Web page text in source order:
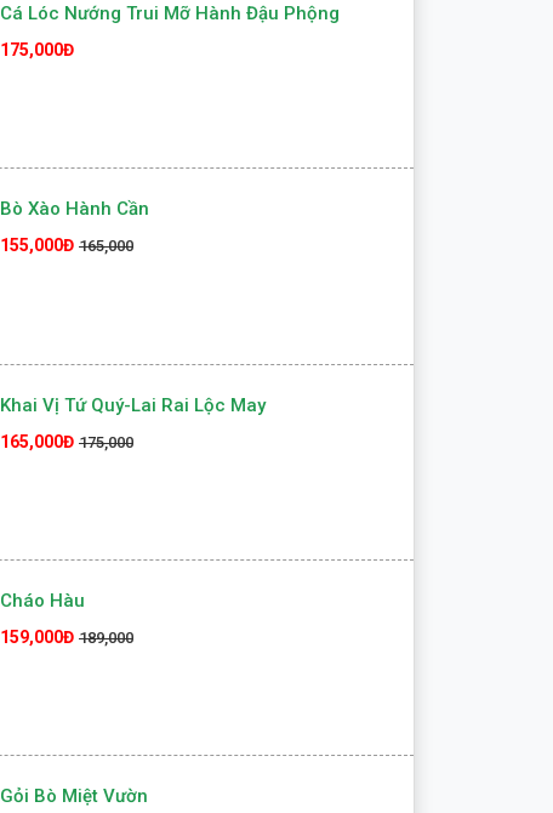
Cá Lóc Nướng Trui Mỡ Hành Đậu Phộng
175,000Đ
Bò Xào Hành Cần
155,000Đ 165,000
Khai Vị Tứ Quý-Lai Rai Lộc May
165,000Đ 175,000
Cháo Hàu
159,000Đ 189,000
Gỏi Bò Miệt Vườn